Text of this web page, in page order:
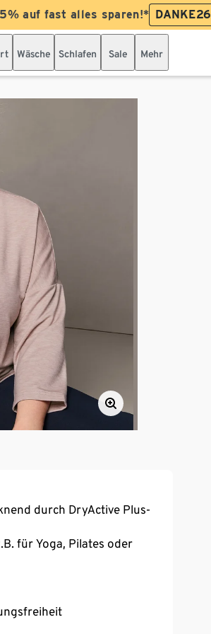
auf fast alles sparen!* DANKE26
Wäsche Schlafen Sale Mehr
durch DryActive Plus-
für Yoga, Pilates oder